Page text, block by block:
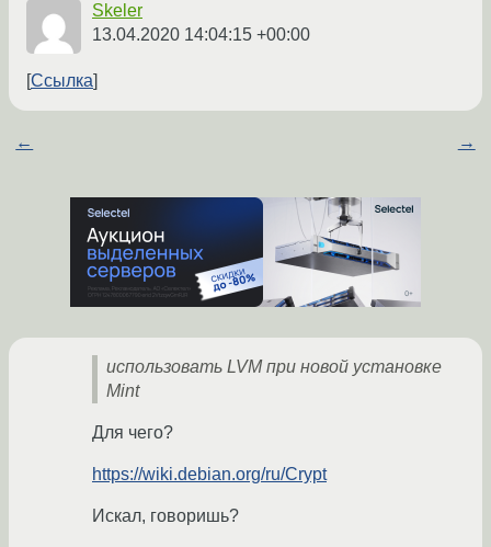
Skeler
13.04.2020 14:04:15 +00:00
Ссылка
← →
использовать LVM при новой установке
Mint
Для чего?
https://wiki.debian.org/ru/Crypt
Искал, говоришь?